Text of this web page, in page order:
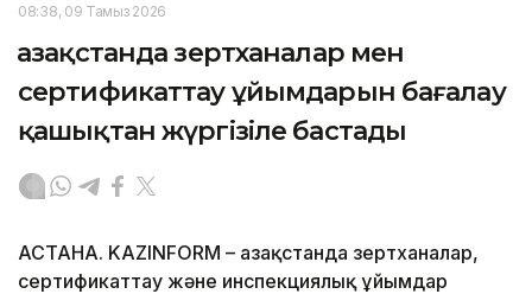
08:38, 09 Тамыз 2026
Қазақстанда зертханалар мен
сертификаттау ұйымдарын бағалау
қашықтан жүргізіле бастады
АСТАНА. KAZINFORM – Қазақстанда зертханалар,
сертификаттау және инспекциялық ұйымдар